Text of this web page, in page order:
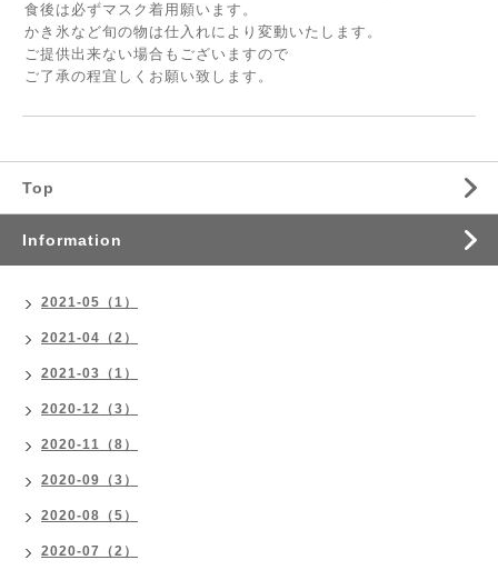
食後は必ずマスク着用願います。
かき氷など旬の物は仕入れにより変動いたします。
ご提供出来ない場合もございますので
ご了承の程宜しくお願い致します。
Top
Information
2021-05（1）
2021-04（2）
2021-03（1）
2020-12（3）
2020-11（8）
2020-09（3）
2020-08（5）
2020-07（2）